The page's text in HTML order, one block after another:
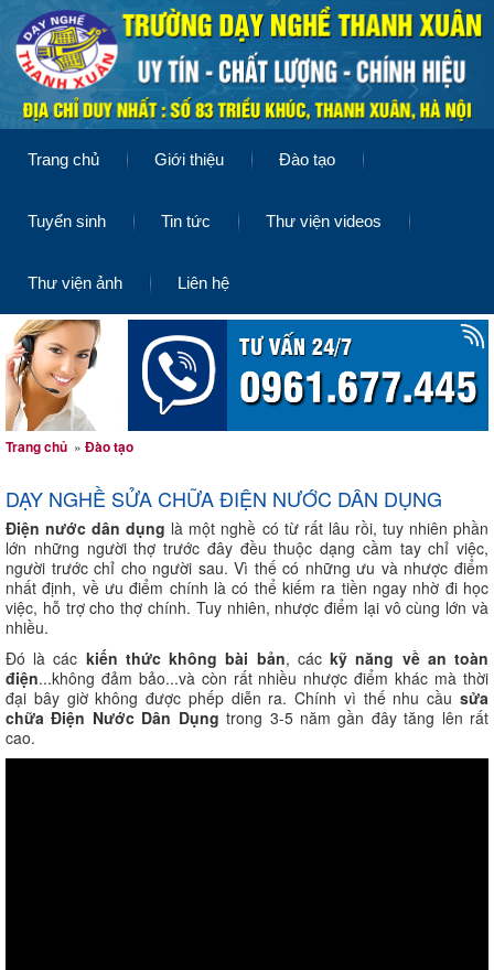
Trang chủ Giới thiệu Đào tạo
Tuyển sinh Tin tức Thư viện videos
Thư viện ảnh Liên hệ
Trang chủ » Đào tạo
DẠY NGHỀ SỬA CHỮA ĐIỆN NƯỚC DÂN DỤNG
Điện nước dân dụng là một nghề có từ rất lâu rồi, tuy nhiên phần
lớn những người thợ trước đây đều thuộc dạng cầm tay chỉ việc,
người trước chỉ cho người sau. Vì thế có những ưu và nhược điểm
nhất định, về ưu điểm chính là có thể kiếm ra tiền ngay nhờ đi học
việc, hỗ trợ cho thợ chính. Tuy nhiên, nhược điểm lại vô cùng lớn và
nhiều.
Đó là các kiến thức không bài bản, cáckỹ năng về an toàn
điện...không đảm bảo...và còn rất nhiều nhược điểm khác mà thời
đại bây giờ không được phếp diễn ra. Chính vì thế nhu cầu sửa
chữa Điện Nước Dân Dụng trong 3-5 năm gần đây tăng lên rất
cao.